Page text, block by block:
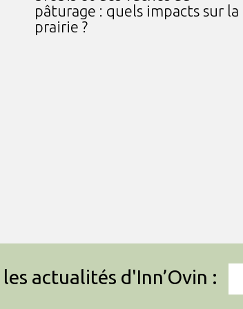
pâturage : quels impacts sur la
prairie ?
actualités d'Inn’Ovin :